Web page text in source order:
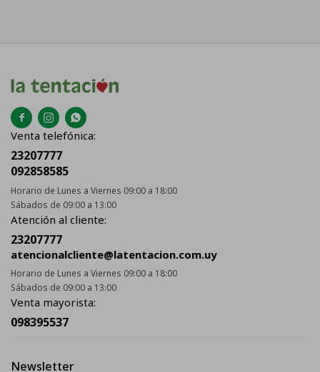
  
Venta telefónica:
23207777
092858585
Horario de Lunes a Viernes 09:00 a 18:00
Sábados de 09:00 a 13:00
Atención al cliente:
23207777
atencionalcliente@latentacion.com.uy
Horario de Lunes a Viernes 09:00 a 18:00
Sábados de 09:00 a 13:00
Venta mayorista:
098395537
Newsletter